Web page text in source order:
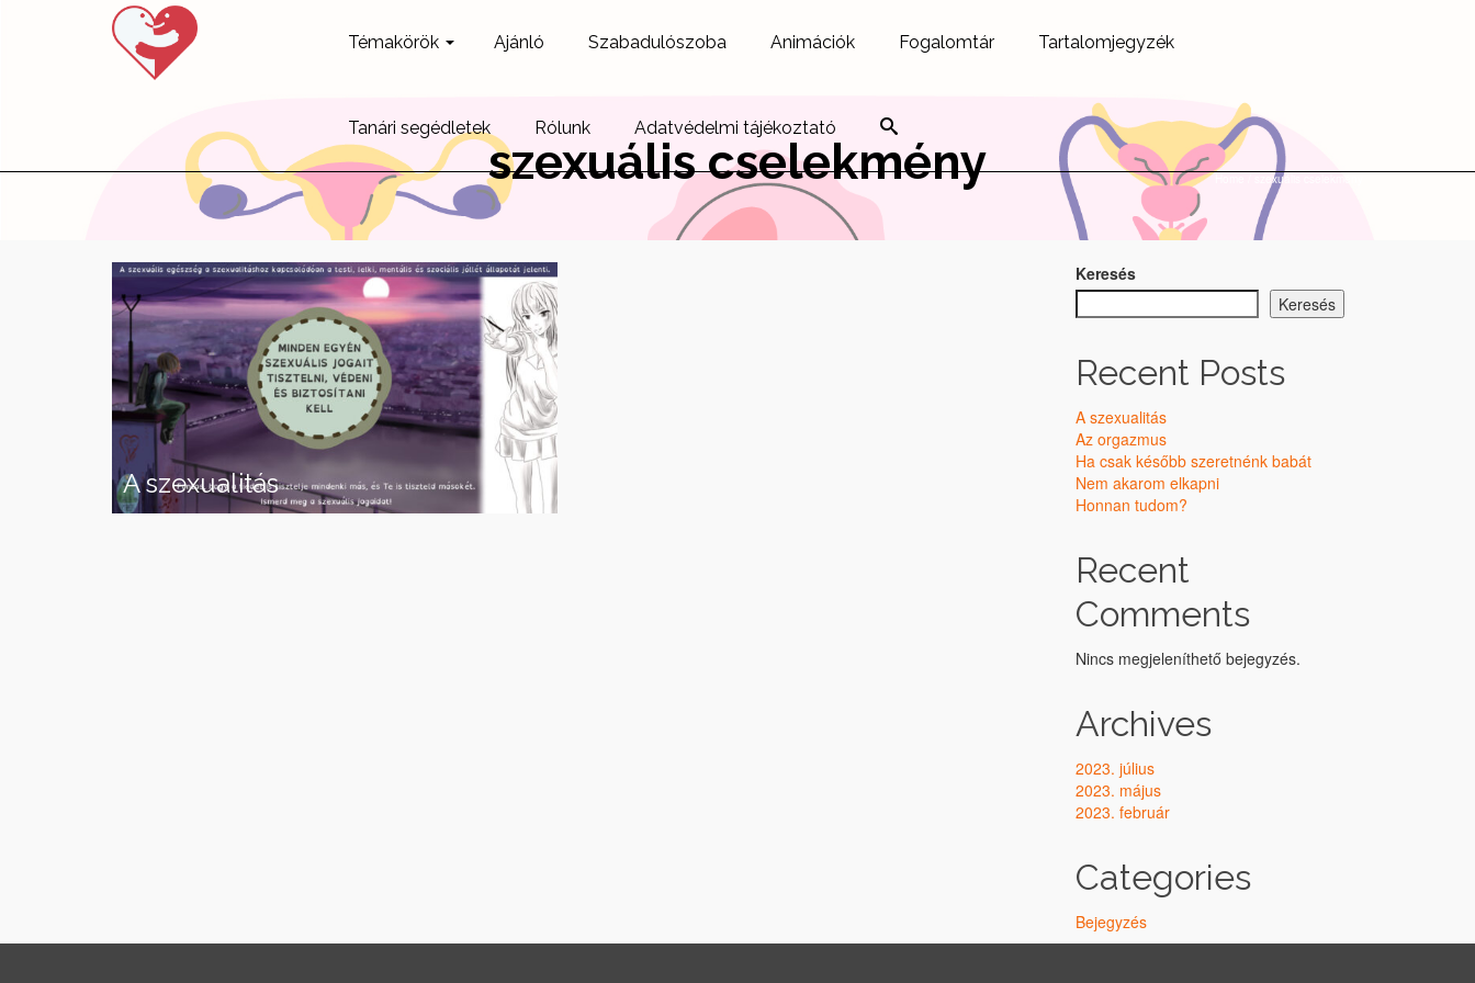
Témakörök Ajánló Szabadulószoba Animációk Fogalomtár Tartalomjegyzék
Tanári segédletek Rólunk Adatvédelmi tájékoztató
szexuális cselekmény szexuális cselekmény
A szexualitás
Keresés
Keresés
Recent Posts
A szexualitás
Az orgazmus
Ha csak később szeretnénk babát
Nem akarom elkapni
Honnan tudom?
Recent
Comments
Nincs megjeleníthető bejegyzés.
Archives
2023. július
2023. május
2023. február
Categories
Bejegyzés